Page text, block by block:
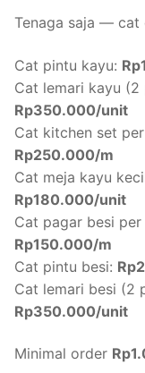
Tenaga saja — cat
Cat pintu kayu:
Cat lemari kayu (2
Rp350.000/unit
Cat kitchen set
Rp250.000/m
Cat meja kayu
Rp180.000/unit
Cat pagar besi
Rp150.000/m
Cat pintu besi:
Cat lemari besi (2
Rp350.000/unit
Minimal order